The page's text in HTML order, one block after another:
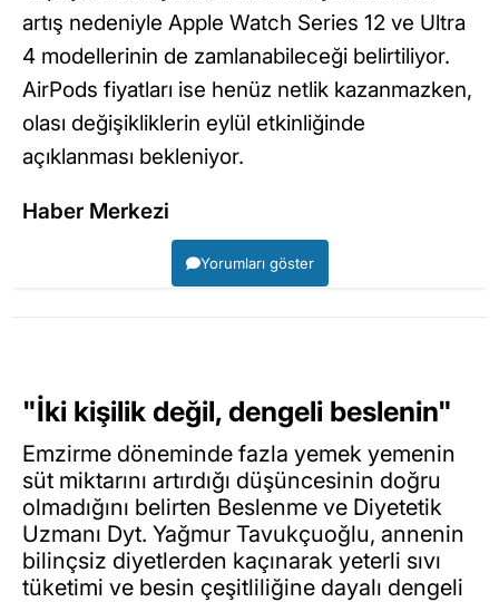
artış nedeniyle Apple Watch Series 12 ve Ultra
4 modellerinin de zamlanabileceği belirtiliyor.
AirPods fiyatları ise henüz netlik kazanmazken,
olası değişikliklerin eylül etkinliğinde
açıklanması bekleniyor.
Haber Merkezi
Yorumları göster
"İki kişilik değil, dengeli beslenin"
Emzirme döneminde fazla yemek yemenin
süt miktarını artırdığı düşüncesinin doğru
olmadığını belirten Beslenme ve Diyetetik
Uzmanı Dyt. Yağmur Tavukçuoğlu, annenin
bilinçsiz diyetlerden kaçınarak yeterli sıvı
tüketimi ve besin çeşitliliğine dayalı dengeli